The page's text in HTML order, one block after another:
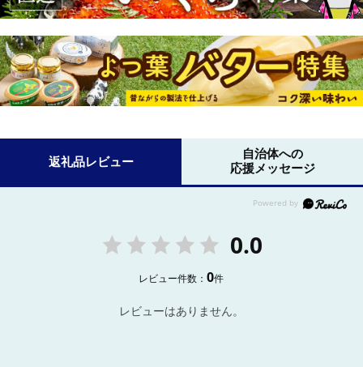
返礼品レビュー
自治体への
応援メッセージ
0.0
レビュー件数：0件
レビューはありません。